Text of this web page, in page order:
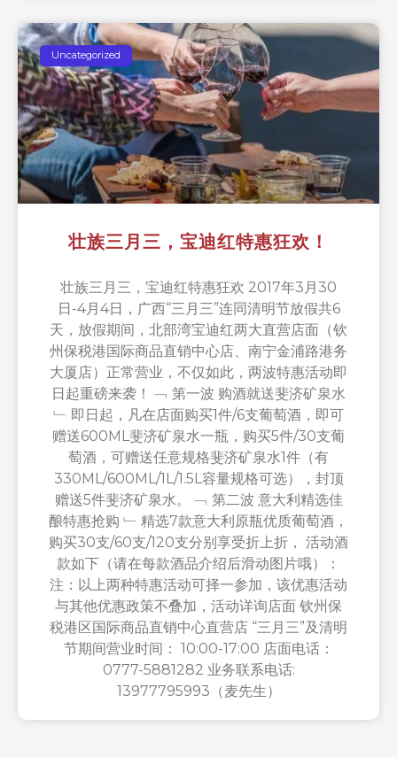
Uncategorized
壮族三月三，宝迪红特惠狂欢！
壮族三月三，宝迪红特惠狂欢 2017年3月30
日-4月4日，广西“三月三”连同清明节放假共6
天，放假期间，北部湾宝迪红两大直营店面（钦
州保税港国际商品直销中心店、南宁金浦路港务
大厦店）正常营业，不仅如此，两波特惠活动即
日起重磅来袭！ ﹁ 第一波 购酒就送斐济矿泉水
﹂ 即日起，凡在店面购买1件/6支葡萄酒，即可
赠送600ML斐济矿泉水一瓶，购买5件/30支葡
萄酒，可赠送任意规格斐济矿泉水1件（有
330ML/600ML/1L/1.5L容量规格可选），封顶
赠送5件斐济矿泉水。 ﹁ 第二波 意大利精选佳
酿特惠抢购 ﹂ 精选7款意大利原瓶优质葡萄酒，
购买30支/60支/120支分别享受折上折， 活动酒
款如下（请在每款酒品介绍后滑动图片哦）：
注：以上两种特惠活动可择一参加，该优惠活动
与其他优惠政策不叠加，活动详询店面 钦州保
税港区国际商品直销中心直营店 “三月三”及清明
节期间营业时间： 10:00-17:00 店面电话：
0777-5881282 业务联系电话:
13977795993（麦先生）